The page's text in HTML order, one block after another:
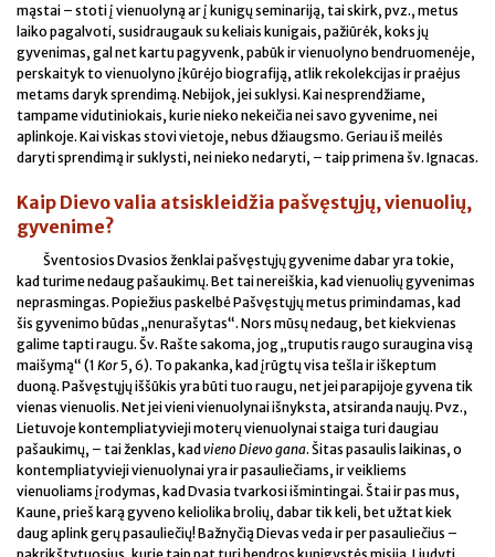
mąstai – stoti į vienuolyną ar į kunigų seminariją, tai skirk, pvz., metus
laiko pagalvoti, susidraugauk su keliais kunigais, pažiūrėk, koks jų
gyvenimas, gal net kartu pagyvenk, pabūk ir vienuolyno bendruomenėje,
perskaityk to vienuolyno įkūrėjo biografiją, atlik rekolekcijas ir praėjus
metams daryk sprendimą. Nebijok, jei suklysi. Kai nesprendžiame,
tampame vidutiniokais, kurie nieko nekeičia nei savo gyvenime, nei
aplinkoje. Kai viskas stovi vietoje, nebus džiaugsmo. Geriau iš meilės
daryti sprendimą ir suklysti, nei nieko nedaryti, – taip primena šv. Ignacas.
Kaip Dievo valia atsiskleidžia pašvęstųjų, vienuolių,
gyvenime?
Šventosios Dvasios ženklai pašvęstųjų gyvenime dabar yra tokie,
kad turime nedaug pašaukimų. Bet tai nereiškia, kad vienuolių gyvenimas
neprasmingas. Popiežius paskelbė Pašvęstųjų metus primindamas, kad
šis gyvenimo būdas „nenurašytas“. Nors mūsų nedaug, bet kiekvienas
galime tapti raugu. Šv. Rašte sakoma, jog „truputis raugo suraugina visą
maišymą“ (1 Kor 5, 6). To pakanka, kad įrūgtų visa tešla ir iškeptum
duoną. Pašvęstųjų iššūkis yra būti tuo raugu, net jei parapijoje gyvena tik
vienas vienuolis. Net jei vieni vienuolynai išnyksta, atsiranda naujų. Pvz.,
Lietuvoje kontempliatyvieji moterų vienuolynai staiga turi daugiau
pašaukimų, – tai ženklas, kadvieno Dievo gana. Šitas pasaulis laikinas, o
kontempliatyvieji vienuolynai yra ir pasauliečiams, ir veikliems
vienuoliams įrodymas, kad Dvasia tvarkosi išmintingai. Štai ir pas mus,
Kaune, prieš karą gyveno keliolika brolių, dabar tik keli, bet užtat kiek
daug aplink gerų pasauliečių! Bažnyčią Dievas veda ir per pasauliečius –